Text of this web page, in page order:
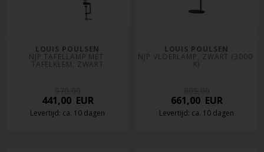
LOUIS POULSEN
NJP TAFELLAMP MET
TAFELKLEM, ZWART
441,00EUR
Levertijd: ca. 10 dagen
LOUIS POULSEN
NJP VLOERLAMP, ZWART (3000
K)
661,00EUR
Levertijd: ca. 10 dagen